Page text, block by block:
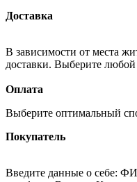
Доставка
В зависимости от места
доставки. Выберите
Оплата
Выберите оптимальный
Покупатель
Введите данные о себе: